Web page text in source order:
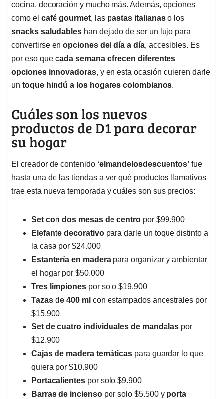
cocina, decoración y mucho más. Además, opciones
como el café gourmet, las pastas italianas o los
snacks saludables han dejado de ser un lujo para
convertirse en opciones del día a día, accesibles. Es
por eso que cada semana ofrecen diferentes
opciones innovadoras, y en esta ocasión quieren darle
un toque hindú a los hogares colombianos.
Cuáles son los nuevos
productos de D1 para decorar
su hogar
El creador de contenido ‘elmandelosdescuentos’ fue
hasta una de las tiendas a ver qué productos llamativos
trae esta nueva temporada y cuáles son sus precios:
Set con dos mesas de centro por $99.900
Elefante decorativo para darle un toque distinto a
la casa por $24.000
Estantería en madera para organizar y ambientar
el hogar por $50.000
Tres limpiones por solo $19.900
Tazas de 400 ml con estampados ancestrales por
$15.900
Set de cuatro individuales de mandalas por
$12.900
Cajas de madera temáticas para guardar lo que
quiera por $10.900
Portacalientes por solo $9.900
Barras de incienso por solo $5.500 y porta